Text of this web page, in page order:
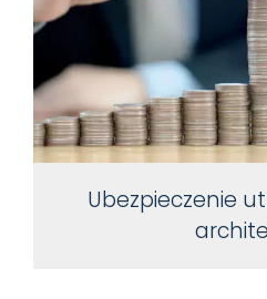
Ubezpieczenie